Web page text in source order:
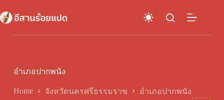
to
content
อำเภอปากพนัง
Home จังหวัดนครศรีธรรมราช อำเภอปากพนัง